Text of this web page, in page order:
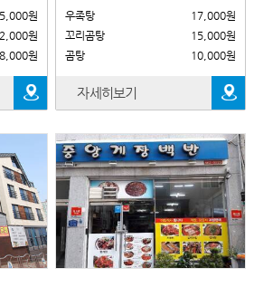
원
원
원
우족탕
17,000원
꼬리곰탕
15,000원
곰탕
10,000원
자세히보기